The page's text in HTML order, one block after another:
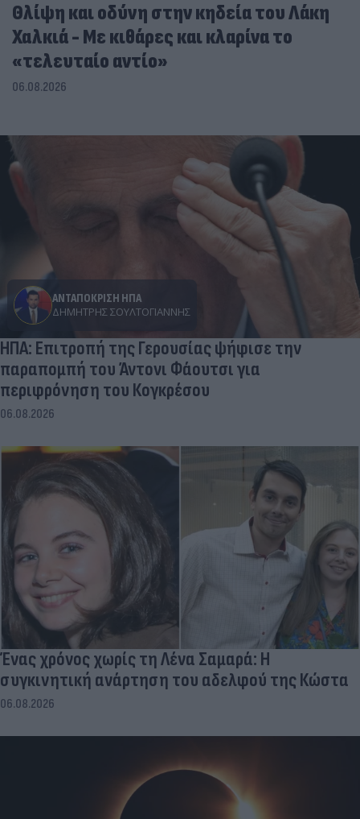
Θλίψη και οδύνη στην κηδεία του Λάκη
Χαλκιά - Με κιθάρες και κλαρίνα το
«τελευταίο αντίο»
06.08.2026
ΑΝΤΑΠΟΚΡΙΣΗ ΗΠΑ
ΔΗΜΉΤΡΗΣ ΣΟΥΛΤΟΓΙΆΝΝΗΣ
ΗΠΑ: Επιτροπή της Γερουσίας ψήφισε την
παραπομπή του Άντονι Φάουτσι για
περιφρόνηση του Κογκρέσου
06.08.2026
Ένας χρόνος χωρίς τη Λένα Σαμαρά: Η
συγκινητική ανάρτηση του αδελφού της Κώστα
06.08.2026